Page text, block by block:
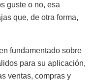
guste o no, esa
que, de otra forma,
fundamentado sobre
para su aplicación,
ventas, compras y